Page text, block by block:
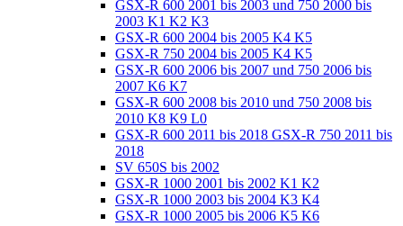
GSX-R 600 2001 bis 2003 und 750 2000 bis
2003 K1 K2 K3
GSX-R 600 2004 bis 2005 K4 K5
GSX-R 750 2004 bis 2005 K4 K5
GSX-R 600 2006 bis 2007 und 750 2006 bis
2007 K6 K7
GSX-R 600 2008 bis 2010 und 750 2008 bis
2010 K8 K9 L0
GSX-R 600 2011 bis 2018 GSX-R 750 2011 bis
2018
SV 650S bis 2002
GSX-R 1000 2001 bis 2002 K1 K2
GSX-R 1000 2003 bis 2004 K3 K4
GSX-R 1000 2005 bis 2006 K5 K6